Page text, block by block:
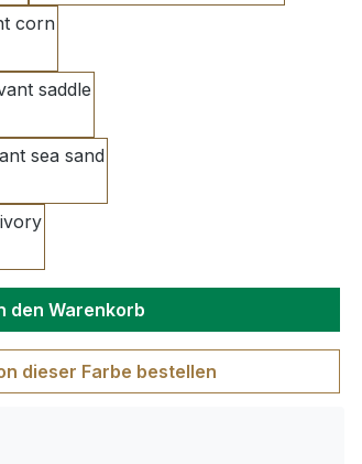
Wert ein oder benutze
den Warenkorb
dieser Farbe bestellen